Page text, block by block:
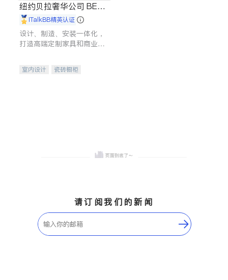
纽约贝拉奢华公司 BELL
A LUXE
iTalkBB精英认证
设计、制造、安装一体化，
打造高端定制家具和商业空
室内设计
瓷砖橱柜
请订阅我们的新闻